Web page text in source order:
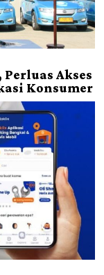
Akses
Konsumer